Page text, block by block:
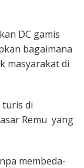
DC gamis
bagaimana
masyarakat di
di
Remu yang
membeda-